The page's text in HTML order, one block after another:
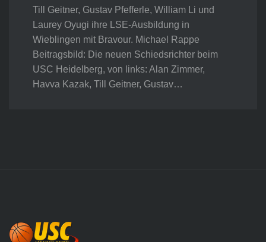
Till Geitner, Gustav Pfefferle, William Li und
Laurey Oyugi ihre LSE-Ausbildung in
Wieblingen mit Bravour. Michael Rappe
Beitragsbild: Die neuen Schiedsrichter beim
USC Heidelberg, von links: Alan Zimmer,
Havva Kazak, Till Geitner, Gustav…